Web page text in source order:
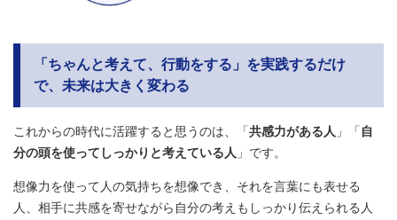
「ちゃんと考えて、行動をする」を実践するだけ
で、未来は大きく変わる
これからの時代に活躍すると思うのは、「共感力がある人 」「自
分の頭を使ってしっかりと考えている人 」です。
想像力を使って人の気持ちを想像でき、それを言葉にも表せる
人、相手に共感を寄せながら自分の考えもしっかり伝えられる人